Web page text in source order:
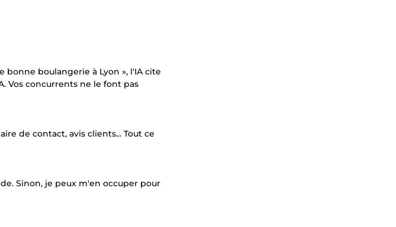
bonne boulangerie à Lyon », l'IA cite
Vos concurrents ne le font pas
de contact, avis clients... Tout ce
Sinon, je peux m'en occuper pour